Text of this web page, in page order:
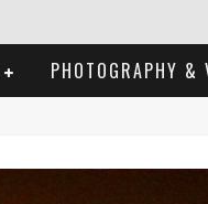
PHOTOGRAPHY &